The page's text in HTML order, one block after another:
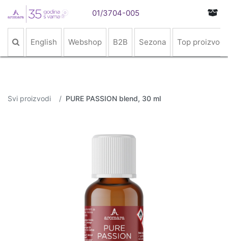
01/3704-005
English Webshop B2B Sezona Top proizvodi
Svi proizvodi PURE PASSION blend, 30 ml